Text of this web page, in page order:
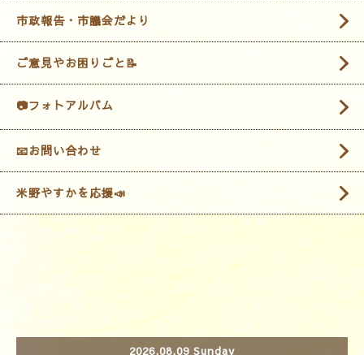
市政報告・市議会だより
ご意見やお困りごと📝
📷フォトアルバム
📧お問い合わせ
米野やすかを応援📣
2026.08.09 Sunday